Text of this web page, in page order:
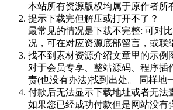
本站所有资源版权均属于原作者所
提示下载完但解压或打开不了？
最常见的情况是下载不完整: 可对
况，可在对应资源底部留言，或联
找不到素材资源介绍文章里的示例
对于会员专享、整站源码、程序
责(也没有办法)找到出处。 同样地
付款后无法显示下载地址或者无法
如果您已经成功付款但是网站没有